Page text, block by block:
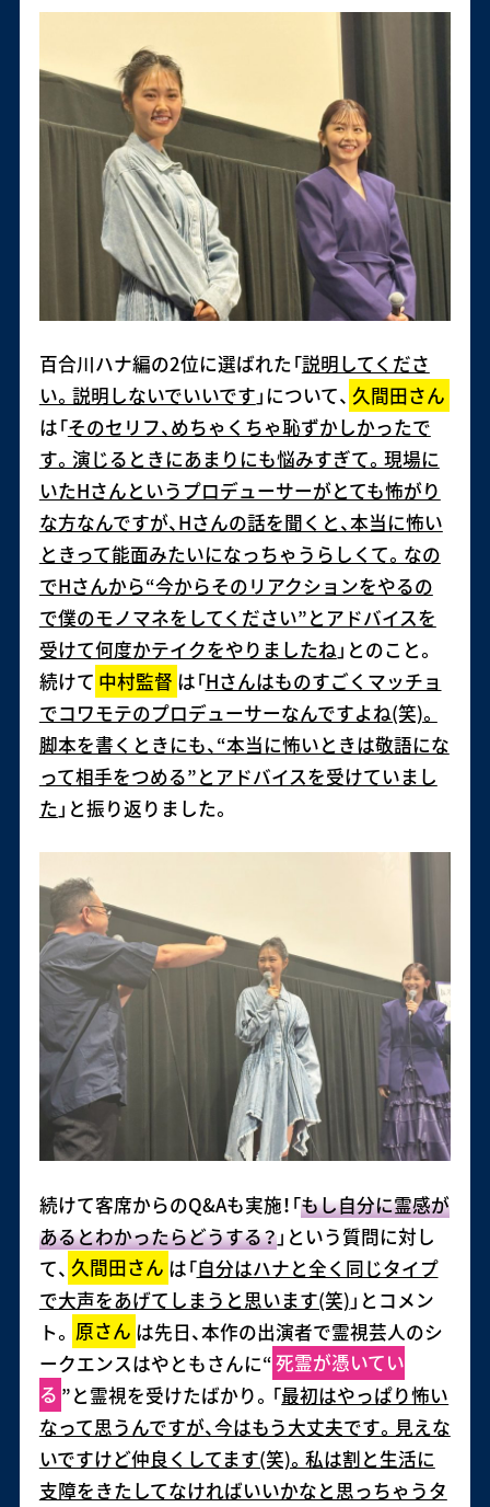
百合川ハナ編の2位に選ばれた「説明してくださ
い。説明しないでいいです 」について、 久間田さん
は「そのセリフ、めちゃくちゃ恥ずかしかったで
す。演じるときにあまりにも悩みすぎて。現場に
いたHさんというプロデューサーがとても怖がり
な方なんですが、Hさんの話を聞くと、本当に怖い
ときって能面みたいになっちゃうらしくて。なの
でHさんから“今からそのリアクションをやるの
で僕のモノマネをしてください”とアドバイスを
受けて何度かテイクをやりましたね」とのこと。
続けて 中村監督 は「Hさんはものすごくマッチョ
でコワモテのプロデューサーなんですよね(笑)。
脚本を書くときにも、“本当に怖いときは敬語にな
って相手をつめる”とアドバイスを受けていまし
た 」と振り返りました。
続けて客席からのQ&Aも実施！「もし自分に霊感が
あるとわかったらどうする？」という質問に対し
て、 久間田さん は「自分はハナと全く同じタイプ
で大声をあげてしまうと思います(笑) 」とコメン
ト。 原さん は先日、本作の出演者で霊視芸人のシ
ークエンスはやともさんに“死霊が憑いてい
る ”と霊視を受けたばかり。「最初はやっぱり怖い
なって思うんですが、今はもう大丈夫です。見えな
いですけど仲良くしてます(笑)。私は割と生活に
支障をきたしてなければいいかなと思っちゃうタ